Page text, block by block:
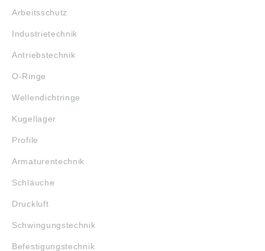
Arbeitsschutz
Industrietechnik
Antriebstechnik
O-Ringe
Wellendichtringe
Kugellager
Profile
Armaturentechnik
Schläuche
Druckluft
Schwingungstechnik
Befestigungstechnik